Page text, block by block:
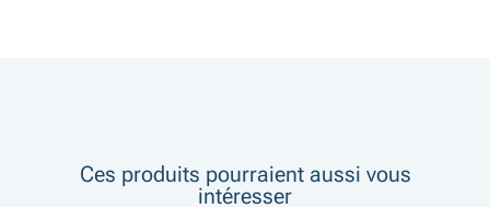
Ces produits pourraient aussi vous
intéresser